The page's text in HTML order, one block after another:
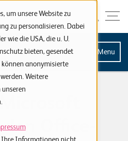
um unsere Website zu
zu personalisieren. Dabei
wie die USA, die u. U.
bieten, gesendet
können anonymisierte
Weitere
Menu
S
t
a
Menu
Office-